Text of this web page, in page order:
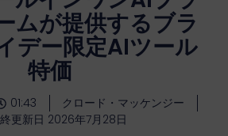
ムが提供するブラ
デー限定AIツール
特価
01:43
クロード・マッケンジー
更新日 2026年7月28日